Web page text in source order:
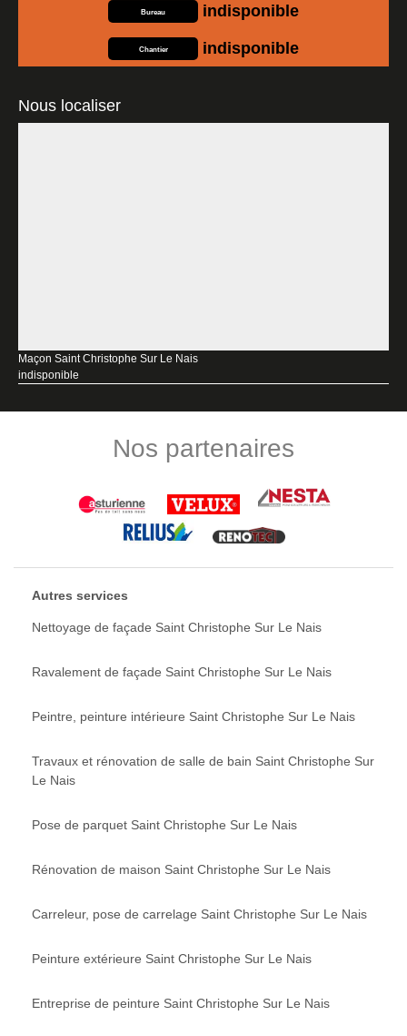
Bureau indisponible
Chantier indisponible
Nous localiser
Maçon Saint Christophe Sur Le Nais
indisponible
Nos partenaires
Autres services
Nettoyage de façade Saint Christophe Sur Le Nais
Ravalement de façade Saint Christophe Sur Le Nais
Peintre, peinture intérieure Saint Christophe Sur Le Nais
Travaux et rénovation de salle de bain Saint Christophe Sur
Le Nais
Pose de parquet Saint Christophe Sur Le Nais
Rénovation de maison Saint Christophe Sur Le Nais
Carreleur, pose de carrelage Saint Christophe Sur Le Nais
Peinture extérieure Saint Christophe Sur Le Nais
Entreprise de peinture Saint Christophe Sur Le Nais